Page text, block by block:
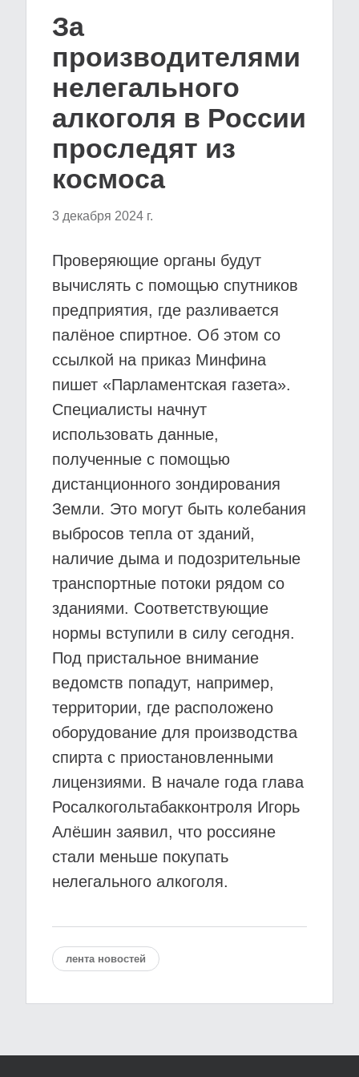
За
производителями
нелегального
алкоголя в России
проследят из
космоса
3 декабря 2024 г.
Проверяющие органы будут
вычислять с помощью спутников
предприятия, где разливается
палёное спиртное. Об этом со
ссылкой на приказ Минфина
пишет «Парламентская газета».
Специалисты начнут
использовать данные,
полученные с помощью
дистанционного зондирования
Земли. Это могут быть колебания
выбросов тепла от зданий,
наличие дыма и подозрительные
транспортные потоки рядом со
зданиями. Соответствующие
нормы вступили в силу сегодня.
Под пристальное внимание
ведомств попадут, например,
территории, где расположено
оборудование для производства
спирта с приостановленными
лицензиями. В начале года глава
Росалкогольтабакконтроля Игорь
Алёшин заявил, что россияне
стали меньше покупать
нелегального алкоголя.
лента новостей